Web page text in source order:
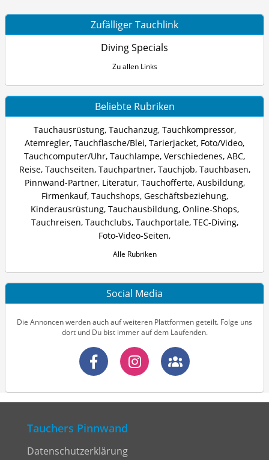
Zufälliger Tauchlink
Diving Specials
Zu allen Links
Beliebte Rubriken
Tauchausrüstung, Tauchanzug, Tauchkompressor,
Atemregler, Tauchflasche/Blei, Tarierjacket, Foto/Video,
Tauchcomputer/Uhr, Tauchlampe, Verschiedenes, ABC,
Reise, Tauchseiten, Tauchpartner, Tauchjob, Tauchbasen,
Pinnwand-Partner, Literatur, Tauchofferte, Ausbildung,
Firmenkauf, Tauchshops, Geschäftsbeziehung,
Kinderausrüstung, Tauchausbildung, Online-Shops,
Tauchreisen, Tauchclubs, Tauchportale, TEC-Diving,
Foto-Video-Seiten,
Alle Rubriken
Social Media
Die Annoncen werden auch auf weiteren Plattformen geteilt. Folge uns
dort und Du bist immer auf dem Laufenden.
Tauchers Pinnwand
Datenschutzerklärung